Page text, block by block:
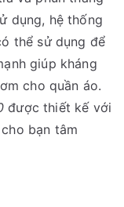
dụng, hệ thống
thể sử dụng để
giúp kháng
cho quần áo.
được thiết kế với
bạn tâm